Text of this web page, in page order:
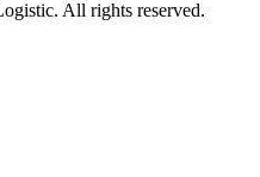
All rights reserved.